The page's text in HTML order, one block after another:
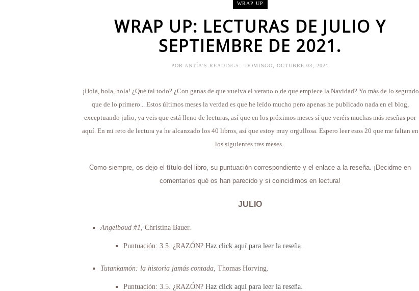
WRAP UP
WRAP UP: LECTURAS DE JULIO Y
SEPTIEMBRE DE 2021.
POR ANTÍA'S READINGS - DOMINGO, OCTUBRE 03, 2021
¡Hola, hola, hola! ¿Qué tal todo? ¿Con ganas de que vuelva el verano o de que empiece la Navidad? Yo más de lo segundo
que de lo primero... Estos últimos meses la verdad es que he leído mucho pero apenas he publicado nada en el blog,
exceptuando julio, ya veis que está lleno de lecturas, así que en los próximos meses sí que veréis muchas más reseñas por
aquí. En mi reto de lectura ya he alcanzado los 40 libros, así que estoy muy orgullosa. Espero leer esos 20 que me faltan en
los siguientes tres meses.
Como siempre, os dejo el título del libro, su puntuación correspondiente y el enlace a la reseña. ¡Decidme en
comentarios qué os han parecido y si coincidimos en lectura!
JULIO
Angelboud #1, Christina Bauer.
Puntuación: 3.5. ¿RAZÓN? Haz click aquí para leer la reseña.
Tutankamón: la historia jamás contada, Thomas Horving.
Puntuación: 3.5. ¿RAZÓN? Haz click aquí para leer la reseña.